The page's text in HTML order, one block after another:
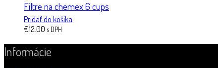
Filtre na chemex 6 cups
Pridať do košíka
€12.00 s DPH
Informácie